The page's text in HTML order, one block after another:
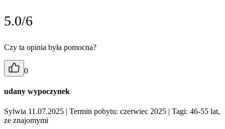
5.0/6
Czy ta opinia była pomocna?
0
udany wypoczynek
Sylwia 11.07.2025 | Termin pobytu: czerwiec 2025 | Tagi: 46-55 lat,
ze znajomymi